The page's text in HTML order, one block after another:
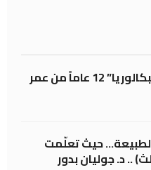
كابوس النتائج.. حين تختزل “البكالوريا” 12 عاماً من عمر
حيث تعلّمت
.. د. جوليان بدور